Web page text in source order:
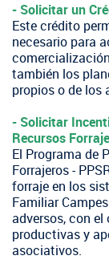
- Solicitar un
Este crédito
necesario para
también los
propios o de los
​- Solicitar
Recursos
El Programa de
Forrajeros -
forraje en los
Familiar
adversos, con
productivas y
asociativos.